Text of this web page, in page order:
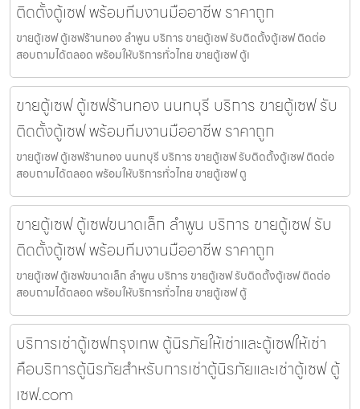
ติดตั้งตู้เซฟ พร้อมทีมงานมืออาชีพ ราคาถูก
ขายตู้เซฟ ตู้เซฟร้านทอง ลำพูน บริการ ขายตู้เซฟ รับติดตั้งตู้เซฟ ติดต่อ
สอบถามได้ตลอด พร้อมให้บริการทั่วไทย ขายตู้เซฟ ตู้เ
ขายตู้เซฟ ตู้เซฟร้านทอง นนทบุรี บริการ ขายตู้เซฟ รับ
ติดตั้งตู้เซฟ พร้อมทีมงานมืออาชีพ ราคาถูก
ขายตู้เซฟ ตู้เซฟร้านทอง นนทบุรี บริการ ขายตู้เซฟ รับติดตั้งตู้เซฟ ติดต่อ
สอบถามได้ตลอด พร้อมให้บริการทั่วไทย ขายตู้เซฟ ตู
ขายตู้เซฟ ตู้เซฟขนาดเล็ก ลำพูน บริการ ขายตู้เซฟ รับ
ติดตั้งตู้เซฟ พร้อมทีมงานมืออาชีพ ราคาถูก
ขายตู้เซฟ ตู้เซฟขนาดเล็ก ลำพูน บริการ ขายตู้เซฟ รับติดตั้งตู้เซฟ ติดต่อ
สอบถามได้ตลอด พร้อมให้บริการทั่วไทย ขายตู้เซฟ ตู้
บริการเช่าตู้เซฟกรุงเทพ ตู้นิรภัยให้เช่าและตู้เซฟให้เช่า
คือบริการตู้นิรภัยสำหรับการเช่าตู้นิรภัยและเช่าตู้เซฟ ตู้
เซฟ.com